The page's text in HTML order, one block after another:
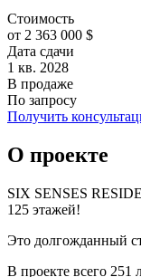
Стоимость
от 2 363 000 $
Дата сдачи
1 кв. 2028
В продаже
По запросу
Получить
О проекте
SIX SENSES
125 этажей!
Это долгожданный
В проекте всего 251